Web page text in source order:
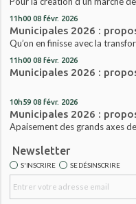
11h00 08 févr. 2026
Municipales 2026 :
Qu’on en finisse avec la
11h00 08 févr. 2026
Municipales 2026 :
10h59 08 févr. 2026
Municipales 2026 :
Apaisement des grands axes
Newsletter
S'INSCRIRE SE DÉSINSCRIRE